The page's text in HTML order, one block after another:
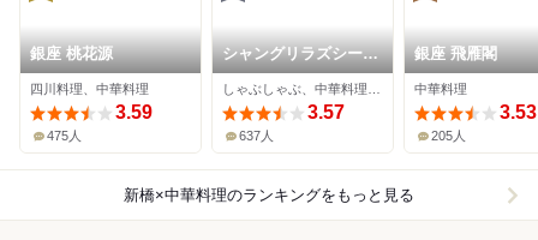
銀座 桃花源
四川料理、中華料理
3.59
475人
シャングリラズシーク
レット 銀座店
3.57
637人
銀座 飛雁閣
中華料理
3.53
205人
新橋×中華料理のランキングをもっと見る